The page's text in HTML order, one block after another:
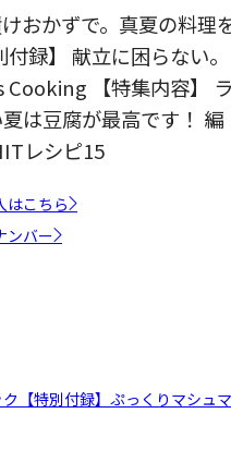
おかずで。真夏の料理
録】 献立に困らない。
Cooking 【特集内容】
は豆腐が最高です！ 編
レシピ15
はこちら
ンバー
【特別付録】ぷっくりマシュマ